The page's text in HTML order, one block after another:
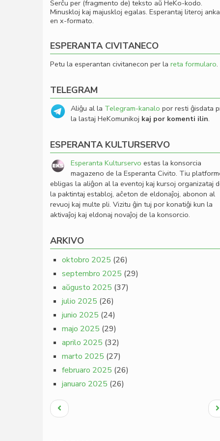
Serĉu per (fragmento de) teksto aŭ HeKo-kodo.
Minuskloj kaj majuskloj egalas. Esperantaj literoj
en x-formato.
ESPERANTA CIVITANECO
Petu la esperantan civitanecon per la reta formularo.
TELEGRAM
Aliĝu al la Telegram-kanalo por resti ĝisdata
la lastaj HeKomunikoj kaj por komenti ilin.
ESPERANTA KULTURSERVO
Esperanta Kulturservo estas la konsorcia
magazeno de la Esperanta Civito. Tiu
ebligas la aliĝon al la eventoj kaj kursoj organizataj
la paktintaj establoj, aĉeton de eldonaĵoj, abonon al
revuoj kaj multe pli. Vizitu ĝin tuj por konatiĝi kun la
aktivaĵoj kaj eldonaj novaĵoj de la konsorcio.
ARKIVO
oktobro 2025 (26)
septembro 2025 (29)
aŭgusto 2025 (37)
julio 2025 (26)
junio 2025 (24)
majo 2025 (29)
aprilo 2025 (32)
marto 2025 (27)
februaro 2025 (26)
januaro 2025 (26)
Pagination
Antaŭa
paĝo